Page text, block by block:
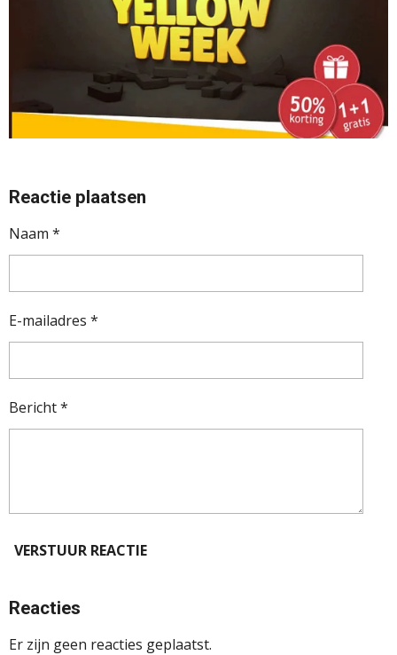
Reactie plaatsen
Naam *
E-mailadres *
Bericht *
VERSTUUR REACTIE
Reacties
Er zijn geen reacties geplaatst.